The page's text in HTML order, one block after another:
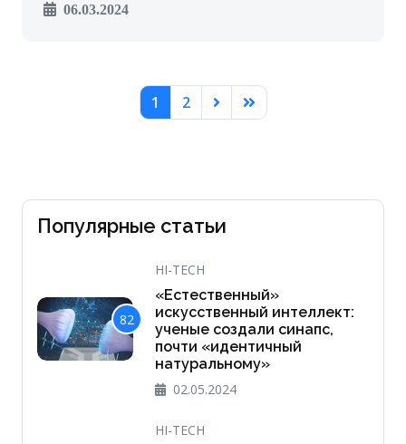
06.03.2024
1 2
Популярные статьи
82
HI-TECH
«Естественный»
искусственный интеллект:
ученые создали синапс,
почти «идентичный
натуральному»
02.05.2024
HI-TECH